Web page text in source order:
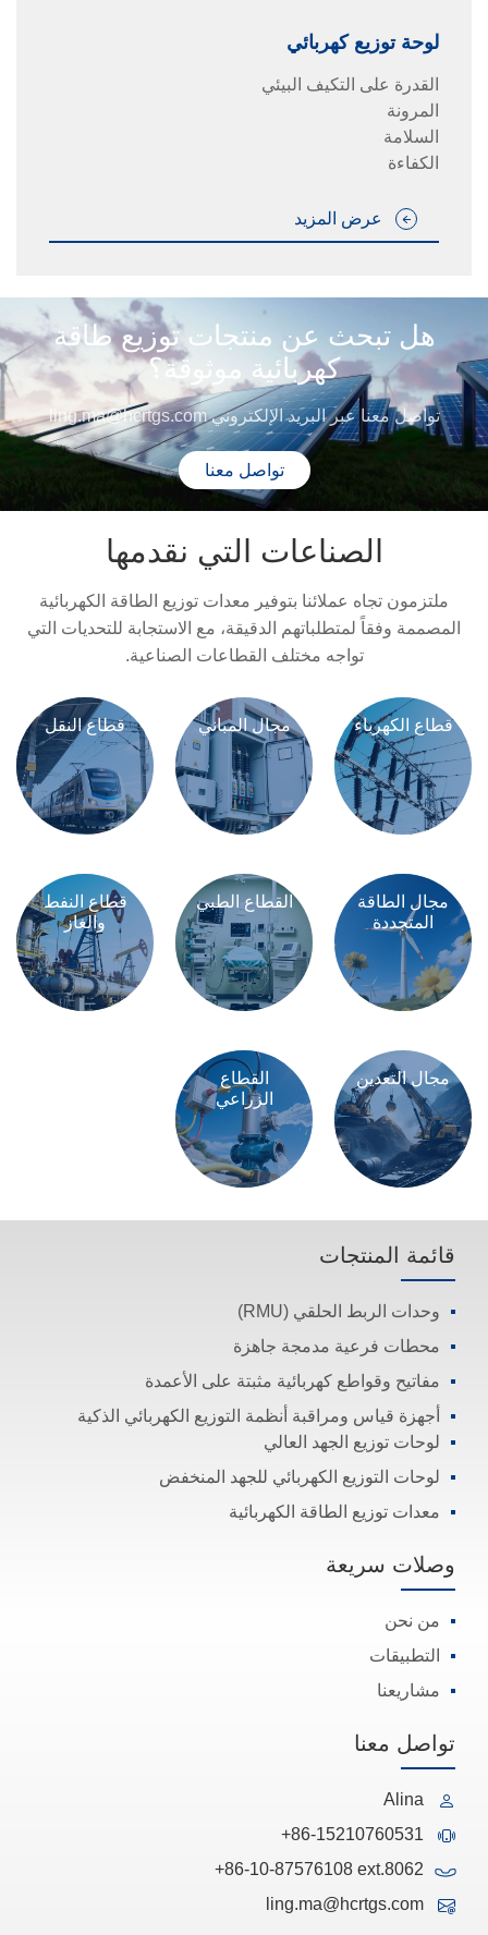
لوحة توزيع كهربائي
القدرة على التكيف البيئي
المرونة
السلامة
الكفاءة
عرض المزيد
هل تبحث عن منتجات توزيع طاقة
كهربائية موثوقة؟
تواصل معنا عبر البريد الإلكترونيling.ma@hcrtgs.com
تواصل معنا
الصناعات التي نقدمها
ملتزمون تجاه عملائنا بتوفير معدات توزيع الطاقة الكهربائية
المصممة وفقاً لمتطلباتهم الدقيقة، مع الاستجابة للتحديات التي
تواجه مختلف القطاعات الصناعية.
قطاع الكهرباء مجال المباني قطاع النقل
مجال الطاقة
المتجددة
القطاع الطبي
قطاع النفط
والغاز
مجال التعدين
القطاع
الزراعي
قائمة المنتجات
وحدات الربط الحلقي (RMU)
محطات فرعية مدمجة جاهزة
مفاتيح وقواطع كهربائية مثبتة على الأعمدة
أجهزة قياس ومراقبة أنظمة التوزيع الكهربائي الذكية
لوحات توزيع الجهد العالي
لوحات التوزيع الكهربائي للجهد المنخفض
معدات توزيع الطاقة الكهربائية
وصلات سريعة
من نحن
التطبيقات
مشاريعنا
تواصل معنا
Alina
+86-15210760531
+86-10-87576108 ext.8062
ling.ma@hcrtgs.com